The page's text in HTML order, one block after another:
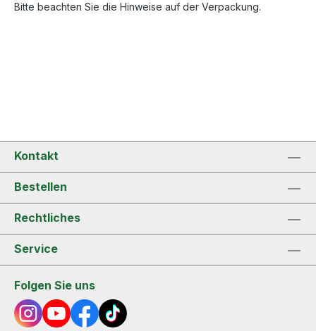
Bitte beachten Sie die Hinweise auf der Verpackung.
Kontakt
Bestellen
Rechtliches
Service
Folgen Sie uns